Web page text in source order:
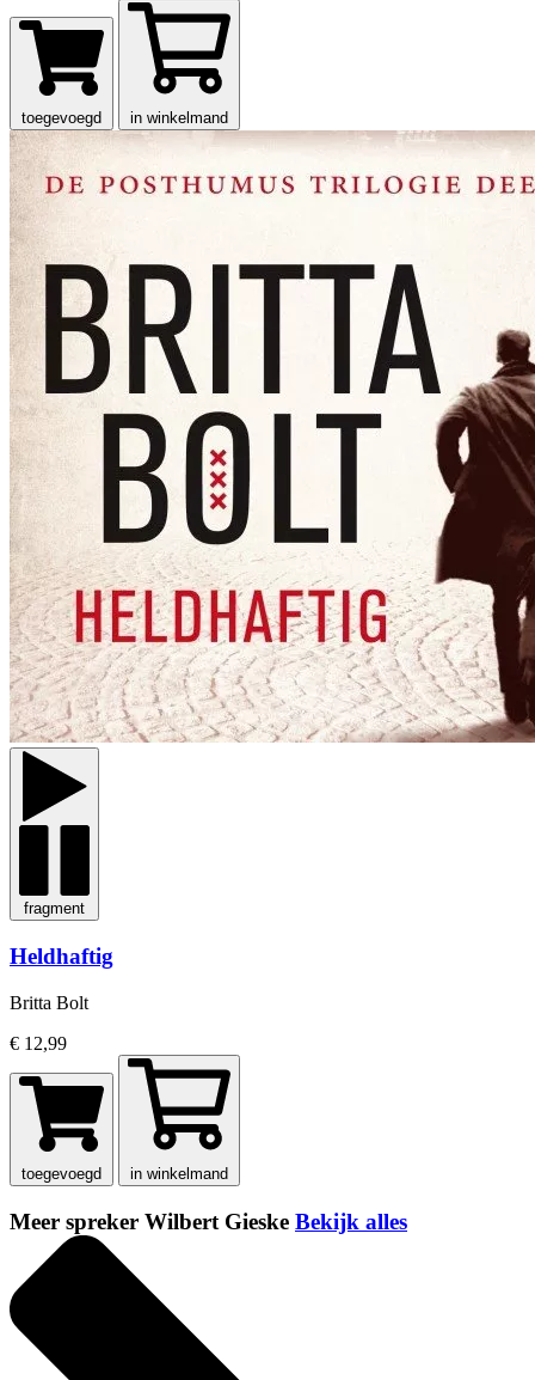
toegevoegd in winkelmand
fragment
Heldhaftig
Britta Bolt
€ 12,99
toegevoegd in winkelmand
Meer spreker Wilbert Gieske Bekijk alles